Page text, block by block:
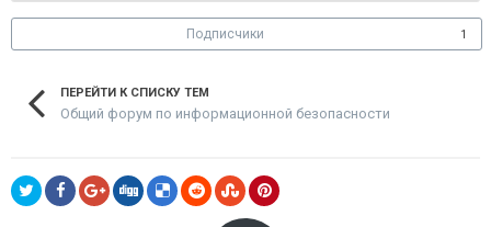
Подписчики 1
ПЕРЕЙТИ К СПИСКУ ТЕМ
Общий форум по информационной безопасности